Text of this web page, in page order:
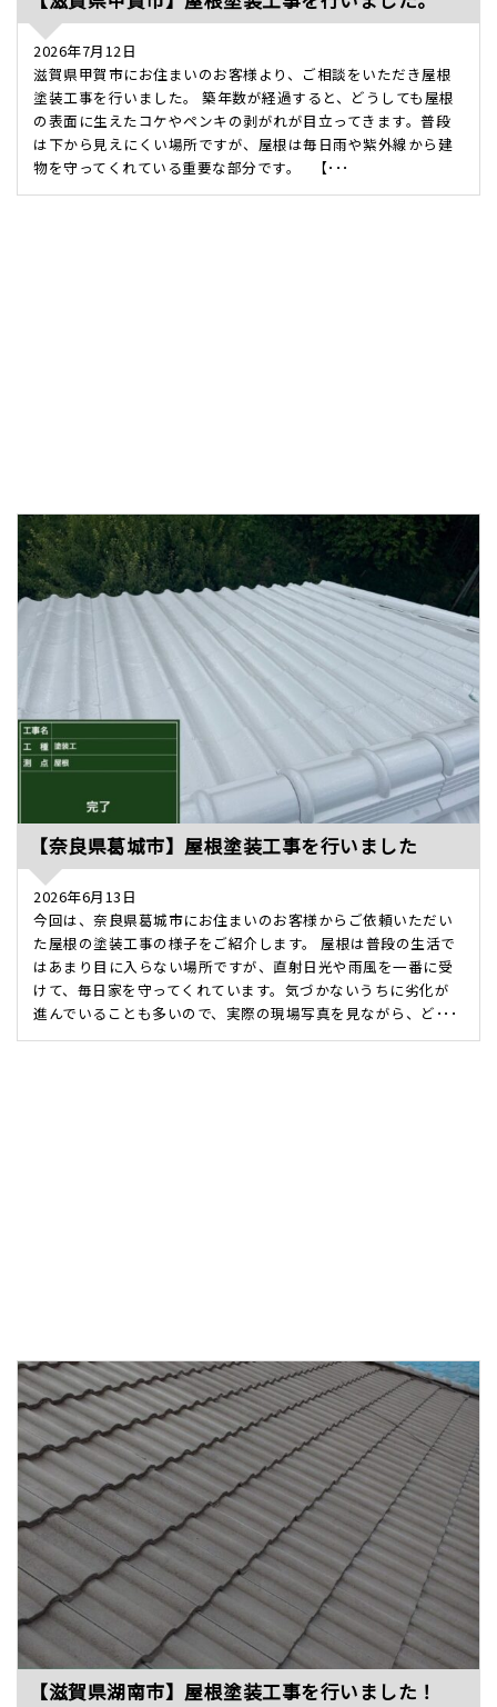
2026年7月12日
滋賀県甲賀市にお住まいのお客様より、ご相談をいただき屋根
塗装工事を行いました。 築年数が経過すると、どうしても屋根
の表面に生えたコケやペンキの剥がれが目立ってきます。普段
は下から見えにくい場所ですが、屋根は毎日雨や紫外線から建
物を守ってくれている重要な部分です。 【･･･
【奈良県葛城市】屋根塗装工事を行いました
2026年6月13日
今回は、奈良県葛城市にお住まいのお客様からご依頼いただい
た屋根の塗装工事の様子をご紹介します。 屋根は普段の生活で
はあまり目に入らない場所ですが、直射日光や雨風を一番に受
けて、毎日家を守ってくれています。気づかないうちに劣化が
進んでいることも多いので、実際の現場写真を見ながら、ど･･･
【滋賀県湖南市】屋根塗装工事を行いました！